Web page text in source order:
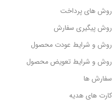
روش های پرداخت
روش پیگیری سفارش
روش و شرایط عودت محصول
روش و شرایط تعویض محصول
سفارش ها
کارت های هدیه